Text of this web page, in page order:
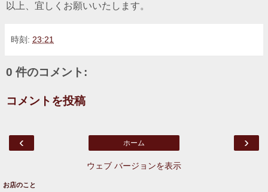
以上、宜しくお願いいたします。
時刻: 23:21
0 件のコメント:
コメントを投稿
‹ ›
ホーム
ウェブ バージョンを表示
お店のこと